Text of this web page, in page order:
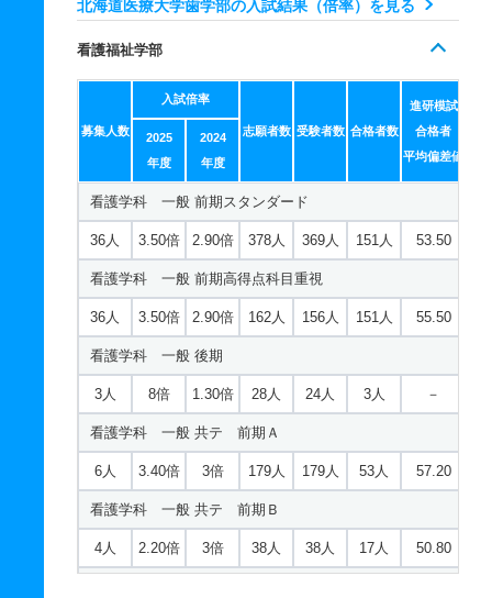
歯学科 一般 ニ 後期Ｂ
1倍 1倍
歯学科 推薦 学校推薦型一般
5人 － － 0人 0人 0人 －
北海道医療大学歯学部の入試結果（倍率）を見る
看護福祉学部
募集人数
入試倍率
志願者数 受験者数 合格者数
進研模試
合格者
平均偏差値
2025
年度
2024
年度
看護学科 一般 前期スタンダード
36人 3.50倍 2.90倍 378人 369人 151人 53.50
看護学科 一般 前期高得点科目重視
36人 3.50倍 2.90倍 162人 156人 151人 55.50
看護学科 一般 後期
3人 8倍 1.30倍 28人 24人 3人 －
看護学科 一般 共テ 前期Ａ
6人 3.40倍 3倍 179人 179人 53人 57.20
看護学科 一般 共テ 前期Ｂ
4人 2.20倍 3倍 38人 38人 17人 50.80